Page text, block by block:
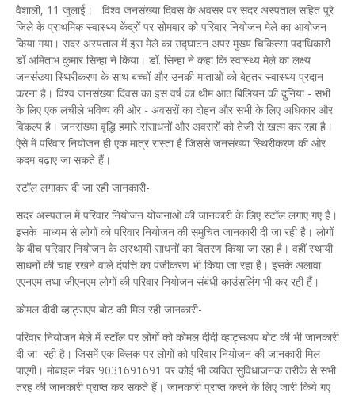
वैशाली, 11 जुलाई। विश्व जनसंख्या दिवस के अवसर पर सदर अस्पताल सहित पूरे
जिले के प्राथमिक स्वास्थ्य केंद्रों पर सोमवार को परिवार नियोजन मेले का आयोजन
किया गया। सदर अस्पताल में इस मेले का उद्घाटन अपर मुख्य चिकित्सा पदाधिकारी
डॉ अमिताभ कुमार सिन्हा ने किया। डॉ. सिन्हा ने कहा कि स्वास्थ्य मेले का लक्ष्य
जनसंख्या स्थिरीकरण के साथ बच्चों और उनकी माताओं को बेहतर स्वास्थ्य प्रदान
करना है। विश्व जनसंख्या दिवस का इस वर्ष का थीम आठ बिलियन की दुनिया - सभी
के लिए एक लचीले भविष्य की ओर - अवसरों का दोहन और सभी के लिए अधिकार और
विकल्प है। जनसंख्या वृद्धि हमारे संसाधनों और अवसरों को तेजी से खत्म कर रहा है।
ऐसे में परिवार नियोजन ही एक मात्र रास्ता है जिससे जनसंख्या स्थिरीकरण की ओर
कदम बढ़ाए जा सकते हैं।
स्टॉल लगाकर दी जा रही जानकारी-
सदर अस्पताल में परिवार नियोजन योजनाओं की जानकारी के लिए स्टॉल लगाए गए हैं।
इसके माध्यम से लोगों को परिवार नियोजन की समुचित जानकारी दी जा रही है। लोगों
के बीच परिवार नियोजन के अस्थायी साधनों का वितरण किया जा रहा है। वहीं स्थायी
साधनों की चाह रखने वाले दंपत्ति का पंजीकरण भी किया जा रहा है। इसके अलावा
एएनएम तथा जीएनएम लोगों की परिवार नियोजन संबंधी काउंसलिंग भी कर रही हैं।
कोमल दीदी व्हाट्सएप बोट की मिल रही जानकारी-
परिवार नियोजन मेले में स्टॉल पर लोगों को कोमल दीदी व्हाट्सअप बोट की भी जानकारी
दी जा रही है। जिसमें एक क्लिक पर लोगों को परिवार नियोजन की जानकारी मिल
पाएगी। मोबाइल नंबर 9031691691 पर कोई भी व्यक्ति सुविधाजनक तरीके से सभी
तरह की जानकारी प्राप्त कर सकते हैं। जानकारी प्राप्त करने के लिए जारी किये गए